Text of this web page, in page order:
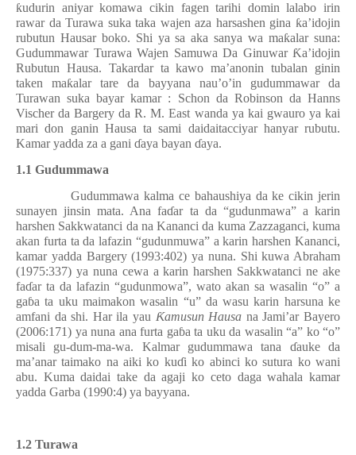
ƙudurin aniyar komawa cikin fagen tarihi domin lalabo irin
rawar da Turawa suka taka wajen aza harsashen gina ƙa’idojin
rubutun Hausar boko. Shi ya sa aka sanya wa maƙalar suna:
Gudummawar Turawa Wajen Samuwa Da Ginuwar Ƙa’idojin
Rubutun Hausa. Takardar ta kawo ma’anonin tubalan ginin
taken maƙalar tare da bayyana nau’o’in gudummawar da
Turawan suka bayar kamar : Schon da Robinson da Hanns
Vischer da Bargery da R. M. East wanda ya kai gwauro ya kai
mari don ganin Hausa ta sami daidaitacciyar hanyar rubutu.
Kamar yadda za a gani ɗaya bayan ɗaya.
1.1 Gudummawa
Gudummawa kalma ce bahaushiya da ke cikin jerin
sunayen jinsin mata. Ana faɗar ta da “gudunmawa” a karin
harshen Sakkwatanci da na Kananci da kuma Zazzaganci, kuma
akan furta ta da lafazin “gudunmuwa” a karin harshen Kananci,
kamar yadda Bargery (1993:402) ya nuna. Shi kuwa Abraham
(1975:337) ya nuna cewa a karin harshen Sakkwatanci ne ake
faɗar ta da lafazin “gudunmowa”, wato akan sa wasalin “o” a
gaɓa ta uku maimakon wasalin “u” da wasu karin harsuna ke
amfani da shi. Har ila yau Ƙamusun Hausa na Jami’ar Bayero
(2006:171) ya nuna ana furta gaɓa ta uku da wasalin “a” ko “o”
misali gu-dum-ma-wa. Kalmar gudummawa tana ɗauke da
ma’anar taimako na aiki ko kuɗi ko abinci ko sutura ko wani
abu. Kuma daidai take da agaji ko ceto daga wahala kamar
yadda Garba (1990:4) ya bayyana.
1.2 Turawa